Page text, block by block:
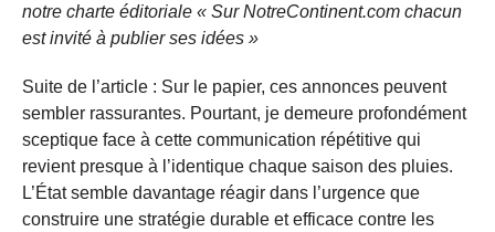
notre charte éditoriale « Sur NotreContinent.com chacun
est invité à publier ses idées »
Suite de l’article : Sur le papier, ces annonces peuvent
sembler rassurantes. Pourtant, je demeure profondément
sceptique face à cette communication répétitive qui
revient presque à l’identique chaque saison des pluies.
L’État semble davantage réagir dans l’urgence que
construire une stratégie durable et efficace contre les